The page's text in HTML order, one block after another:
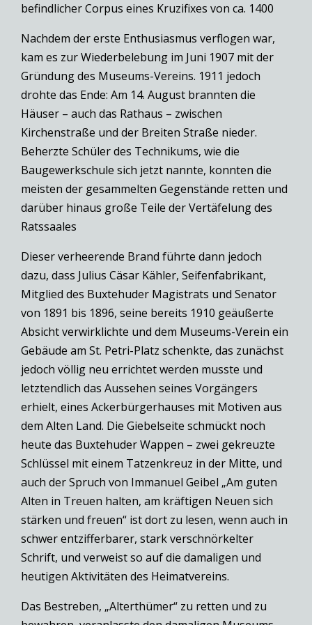
befindlicher Corpus eines Kruzifixes von ca. 1400
Nachdem der erste Enthusiasmus verflogen war,
kam es zur Wiederbelebung im Juni 1907 mit der
Gründung des Museums-Vereins. 1911 jedoch
drohte das Ende: Am 14. August brannten die
Häuser – auch das Rathaus – zwischen
Kirchenstraße und der Breiten Straße nieder.
Beherzte Schüler des Technikums, wie die
Baugewerkschule sich jetzt nannte, konnten die
meisten der gesammelten Gegenstände retten und
darüber hinaus große Teile der Vertäfelung des
Ratssaales
Dieser verheerende Brand führte dann jedoch
dazu, dass Julius Cäsar Kähler, Seifenfabrikant,
Mitglied des Buxtehuder Magistrats und Senator
von 1891 bis 1896, seine bereits 1910 geäußerte
Absicht verwirklichte und dem Museums-Verein ein
Gebäude am St. Petri-Platz schenkte, das zunächst
jedoch völlig neu errichtet werden musste und
letztendlich das Aussehen seines Vorgängers
erhielt, eines Ackerbürgerhauses mit Motiven aus
dem Alten Land. Die Giebelseite schmückt noch
heute das Buxtehuder Wappen – zwei gekreuzte
Schlüssel mit einem Tatzenkreuz in der Mitte, und
auch der Spruch von Immanuel Geibel „Am guten
Alten in Treuen halten, am kräftigen Neuen sich
stärken und freuen“ ist dort zu lesen, wenn auch in
schwer entzifferbarer, stark verschnörkelter
Schrift, und verweist so auf die damaligen und
heutigen Aktivitäten des Heimatvereins.
Das Bestreben, „Alterthümer“ zu retten und zu